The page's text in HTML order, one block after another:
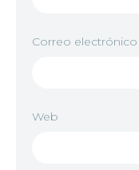
Correo electrónico
Web